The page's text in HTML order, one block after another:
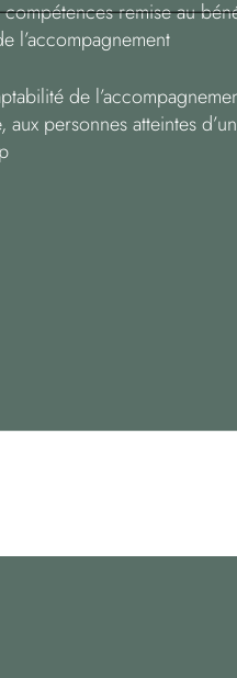
remise au
l’accompagnement
de
aux personnes atteintes d’un